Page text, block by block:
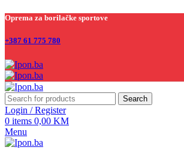
Oprema za borilačke sportove
+387 61 775 780
Search
Login / Register
0 items 0,00 KM
Menu